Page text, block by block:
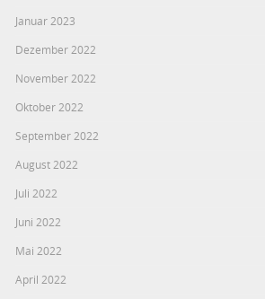
Januar 2023
Dezember 2022
November 2022
Oktober 2022
September 2022
August 2022
Juli 2022
Juni 2022
Mai 2022
April 2022